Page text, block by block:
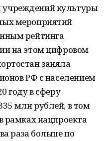
культуры
мероприятий
рейтинга
на этом цифровом
заняла
РФ с населением
году в сферу
млн рублей, в том
рамках нацпроекта
раза больше по